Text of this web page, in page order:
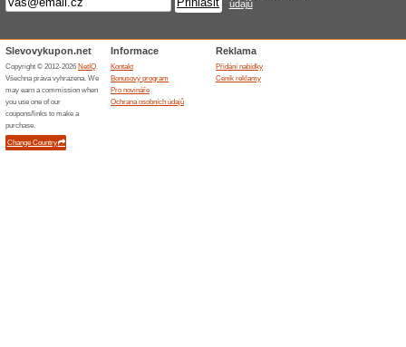
kvalitní péči o pokožku pro
Doplňky stravy a